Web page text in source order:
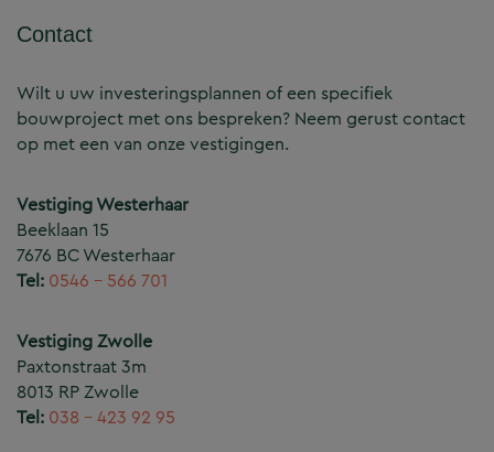
Contact
Wilt u uw investeringsplannen of een specifiek
bouwproject met ons bespreken? Neem gerust contact
op met een van onze vestigingen.
Vestiging Westerhaar
Beeklaan 15
7676 BC Westerhaar
Tel: 0546 – 566 701
Vestiging Zwolle
Paxtonstraat 3m
8013 RP Zwolle
Tel: 038 – 423 92 95